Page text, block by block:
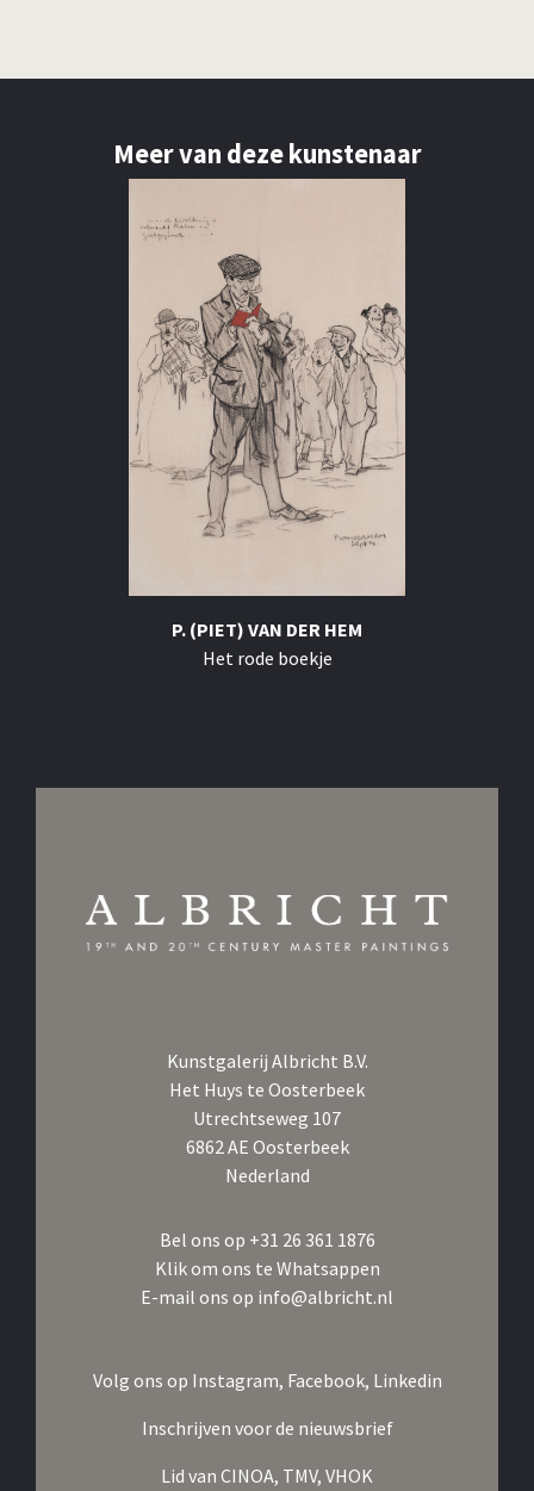
Meer van deze kunstenaar
P. (PIET) VAN DER HEM
Het rode boekje
Kunstgalerij Albricht B.V.
Het Huys te Oosterbeek
Utrechtseweg 107
6862 AE Oosterbeek
Nederland
Bel ons op +31 26 361 1876
Klik om ons te Whatsappen
E-mail ons op info@albricht.nl
Volg ons op Instagram, Facebook, Linkedin
Inschrijven voor de nieuwsbrief
Lid van CINOA, TMV, VHOK